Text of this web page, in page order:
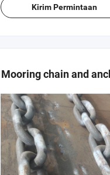
Kirim Permintaan
Mooring chain and